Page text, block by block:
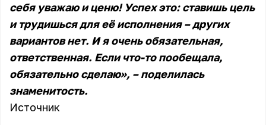
себя уважаю и ценю! Успех это: ставишь цель
и трудишься для её исполнения – других
вариантов нет. И я очень обязательная,
ответственная. Если что-то пообещала,
обязательно сделаю», – поделилась
знаменитость.
Источник